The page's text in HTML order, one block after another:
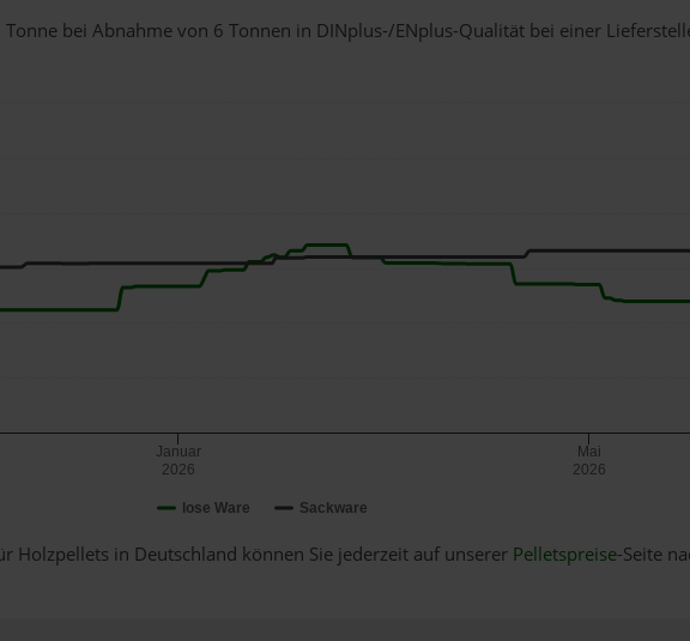
bei Abnahmevon 6 Tonnen in DINplus-/ENplus-Qualität bei einer
lose Ware Sackware
Januar
2026
Mai
2026
Holzpellets in Deutschland können Sie jederzeit auf unserer Pelletspreise-Seite